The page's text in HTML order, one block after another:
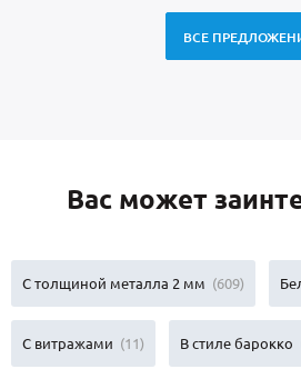
ВСЕ
Вас может
С толщиной металла 2 мм (609)
С витражами (11) В стиле барокко